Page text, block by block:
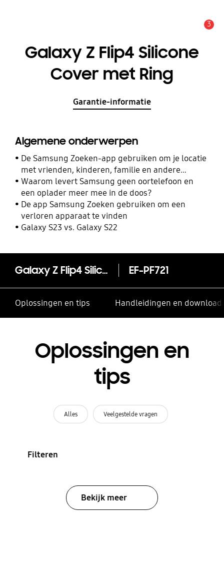
3
Galaxy Z Flip4 Silicone
Cover met Ring
Garantie-informatie
Algemene onderwerpen
De Samsung Zoeken-app gebruiken om je locatie
met vrienden, kinderen, familie en andere
contacten te delen
Waarom levert Samsung geen oortelefoon en
een oplader meer mee in de doos?
De app Samsung Zoeken gebruiken om een
verloren apparaat te vinden
Galaxy S23 vs. Galaxy S22
Galaxy Z Flip4 Silicone Cover met Ring EF-PF721
Oplossingen en tips Handleidingen en
Oplossingen en
tips
Alles Veelgestelde vragen
Filteren
Bekijk meer